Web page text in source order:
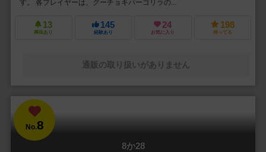
す。 各プレイヤーは、グーチョキパーゴリラの...
13
興味あり
145
経験あり
24
お気に入り
198
持ってる
通販の取り扱いがありません
No.8
8か28